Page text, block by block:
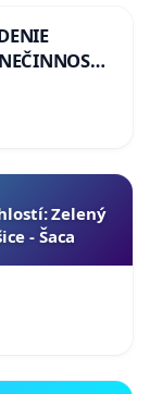
Zelený
- Šaca